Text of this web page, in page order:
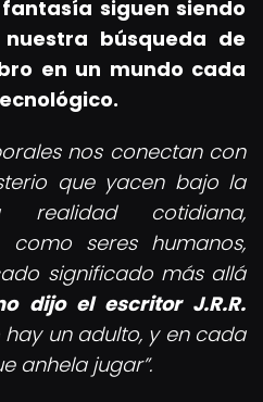
siguen siendo
búsqueda de
en un mundo cada
nos conectan con
que yacen bajo la
cotidiana,
como seres humanos,
significado más allá
dijo el escritor J.R.R.
hay un adulto, y en cada
anhela jugar .